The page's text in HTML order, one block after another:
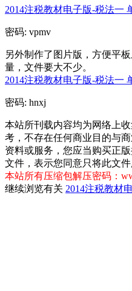
2014注税教材电子版-税法一
密码: vpmv
另外制作了图片版，方便平
量，文件要大不少。
2014注税教材电子版-税法一
密码: hnxj
本站所刊载内容均为网络上
考，不存在任何商业目的与
资料或服务，您应当购买正
文件，表示您同意只将此文
本站所有压缩包解压密码：
继续浏览有关 2014注税教材